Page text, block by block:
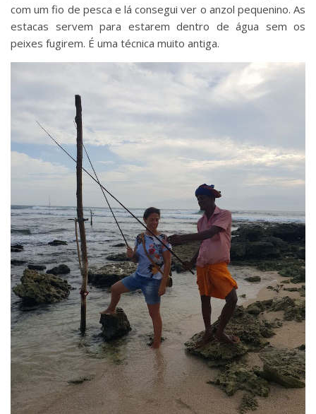
com um fio de pesca e lá consegui ver o anzol pequenino. As
estacas servem para estarem dentro de água sem os
peixes fugirem. É uma técnica muito antiga.